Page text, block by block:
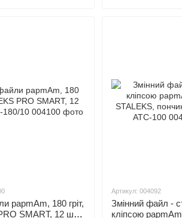
papmAm, 180 гріт,
SMART, 12 шт,
Артикул: 004092
Змінний файл -
кліпсою